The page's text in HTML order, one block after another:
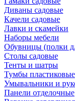
Диваны садовые
Качели садовые
Лавки и скамейки
Наборы мебели
Обувницы (полки
Столы садовые
Тенты и шатры
Тумбы пластиковые
Умывальники и
Панели отделочные